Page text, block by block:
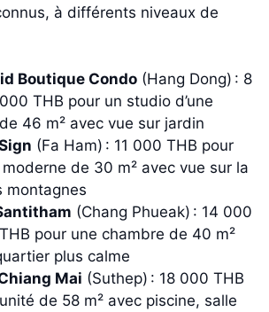
à différents niveaux de
Boutique Condo (Hang Dong) : 8
THB pour un studio d’une
46 m² avec vue sur jardin
(Fa Ham) : 11 000 THB pour
de 30 m² avec vue sur la
montagnes
(Chang Phueak) : 14 000
pour une chambre de 40 m²
plus calme
Mai (Suthep) : 18 000 THB
de 58 m² avec piscine, salle